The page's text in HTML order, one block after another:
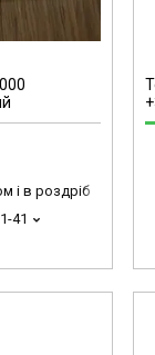
і в роздріб
41